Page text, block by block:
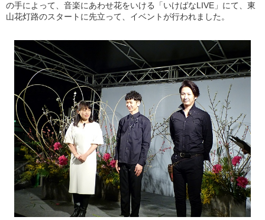
の手によって、音楽にあわせ花をいける「いけばなLIVE」にて、東
山花灯路のスタートに先立って、イベントが行われました。